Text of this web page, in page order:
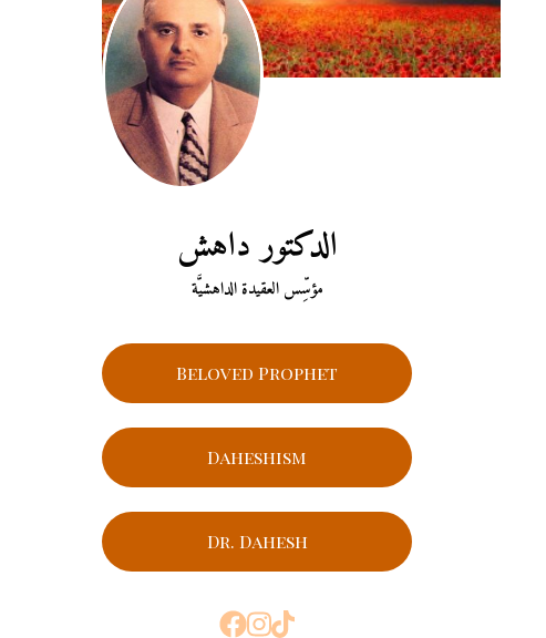
الدكتور داهش
مؤسِّس العقيدة الداهشيَّة
Beloved Prophet
Daheshism
Dr. Dahesh